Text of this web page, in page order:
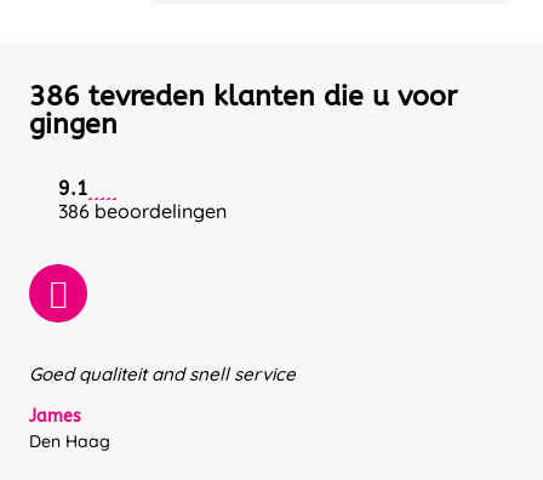
386 tevreden klanten die u voor
gingen
9.1
386 beoordelingen
Goed qualiteit and snell service
James
Den Haag